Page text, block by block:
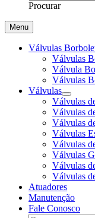
Procurar
Menu
Válvulas
Válvulas
Válvula
Válvulas
Válvulas
Válvulas
Válvulas
Válvulas
Válvulas
Válvulas
Válvulas
Válvulas
Válvulas
Atuadores
Manutenção
Fale Conosco